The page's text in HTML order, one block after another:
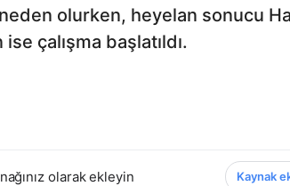
olurken, heyelan sonucu
çalışma başlatıldı.
olarak ekleyin Kaynak